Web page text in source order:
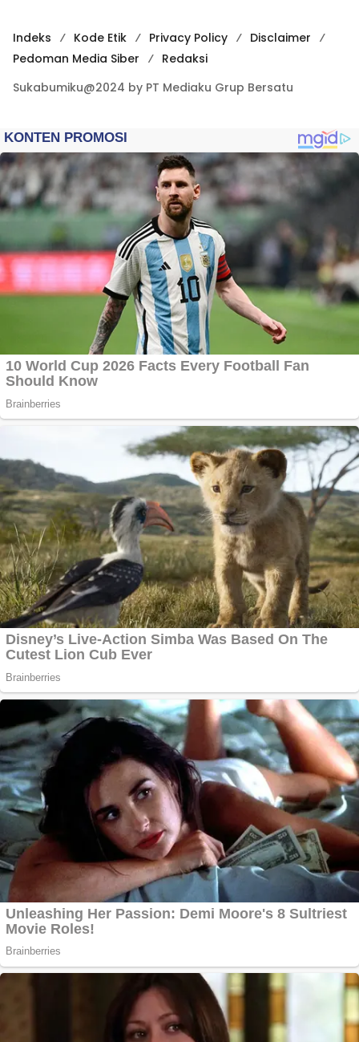
Indeks Kode Etik Privacy Policy
Disclaimer
Pedoman Media Siber
Redaksi
Sukabumiku@2024 by PT Mediaku Grup Bersatu